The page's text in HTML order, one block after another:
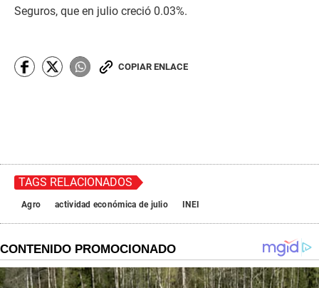
Seguros, que en julio creció 0.03%.
COPIAR ENLACE
TAGS RELACIONADOS
Agro actividad económica de julio INEI